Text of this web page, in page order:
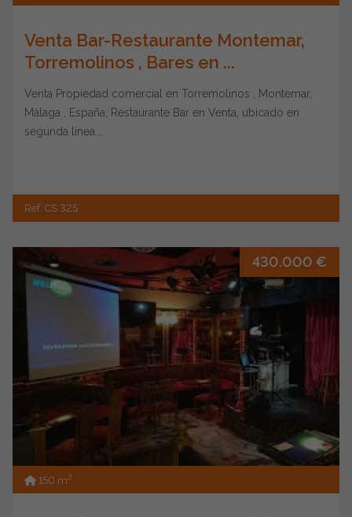
Venta Bar-Restaurante Montemar,
Torremolinos , Bares en ...
Venta Propiedad comercial en Torremolinos , Montemar,
Málaga , España, Restaurante Bar en Venta, ubicado en
segunda linea...
Ref. CS 325
430.000 €
150 m2